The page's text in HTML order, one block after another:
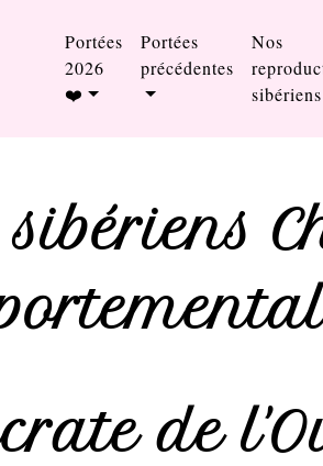
Portées
2026
❤️
Portées
précédentes
Nos
sibériens
de